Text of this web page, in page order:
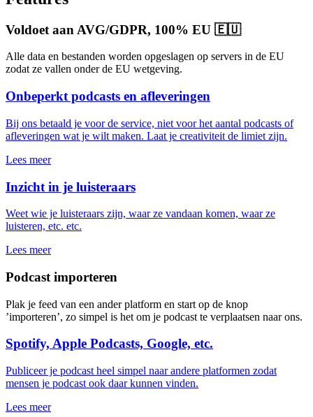
Voldoet aan AVG/GDPR, 100% EU 🇪🇺
Alle data en bestanden worden opgeslagen op servers in de EU
zodat ze vallen onder de EU wetgeving.
Onbeperkt podcasts en afleveringen
Bij ons betaald je voor de service, niet voor het aantal podcasts of
afleveringen wat je wilt maken. Laat je creativiteit de limiet zijn.
Lees meer
Inzicht in je luisteraars
Weet wie je luisteraars zijn, waar ze vandaan komen, waar ze
luisteren, etc. etc.
Lees meer
Podcast importeren
Plak je feed van een ander platform en start op de knop
’importeren’, zo simpel is het om je podcast te verplaatsen naar ons.
Spotify, Apple Podcasts, Google, etc.
Publiceer je podcast heel simpel naar andere platformen zodat
mensen je podcast ook daar kunnen vinden.
Lees meer